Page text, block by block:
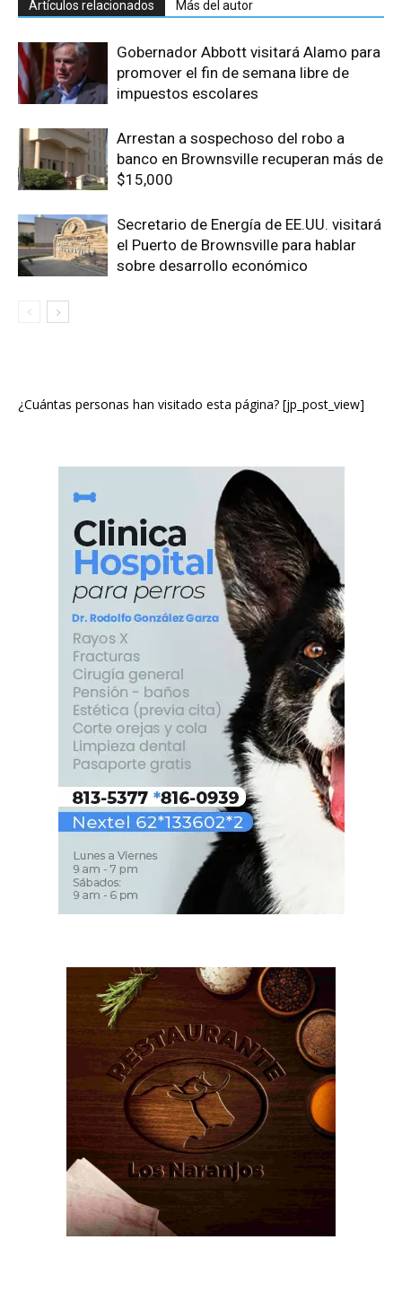
Artículos relacionados Más del autor
Gobernador Abbott visitará Alamo para
promover el fin de semana libre de
impuestos escolares
Arrestan a sospechoso del robo a
banco en Brownsville recuperan más de
$15,000
Secretario de Energía de EE.UU. visitará
el Puerto de Brownsville para hablar
sobre desarrollo económico
¿Cuántas personas han visitado esta página? [jp_post_view]